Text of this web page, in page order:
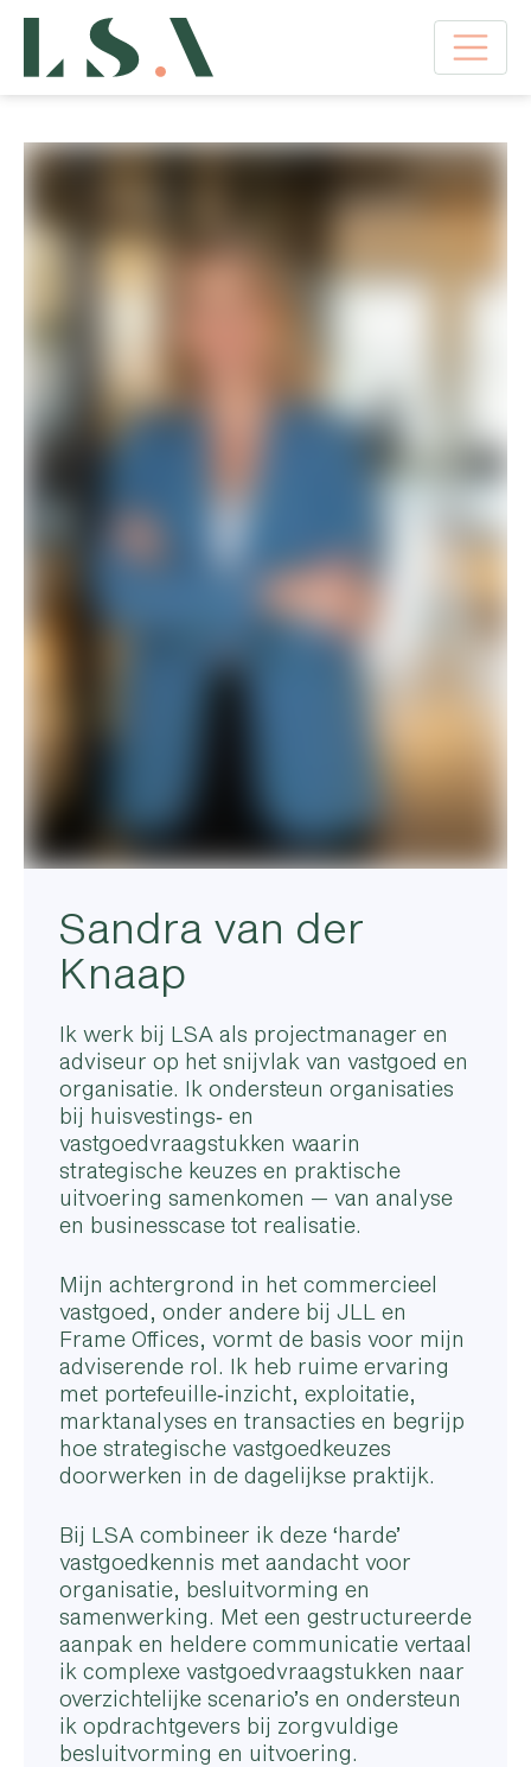
Sandra van der
Knaap
Ik werk bij LSA als projectmanager en
adviseur op het snijvlak van vastgoed en
organisatie. Ik ondersteun organisaties
bij huisvestings‑ en
vastgoedvraagstukken waarin
strategische keuzes en praktische
uitvoering samenkomen — van analyse
en businesscase tot realisatie.
Mijn achtergrond in het commercieel
vastgoed, onder andere bij JLL en
Frame Offices, vormt de basis voor mijn
adviserende rol. Ik heb ruime ervaring
met portefeuille‑inzicht, exploitatie,
marktanalyses en transacties en begrijp
hoe strategische vastgoedkeuzes
doorwerken in de dagelijkse praktijk.
Bij LSA combineer ik deze ‘harde’
vastgoedkennis met aandacht voor
organisatie, besluitvorming en
samenwerking. Met een gestructureerde
aanpak en heldere communicatie vertaal
ik complexe vastgoedvraagstukken naar
overzichtelijke scenario’s en ondersteun
ik opdrachtgevers bij zorgvuldige
besluitvorming en uitvoering.